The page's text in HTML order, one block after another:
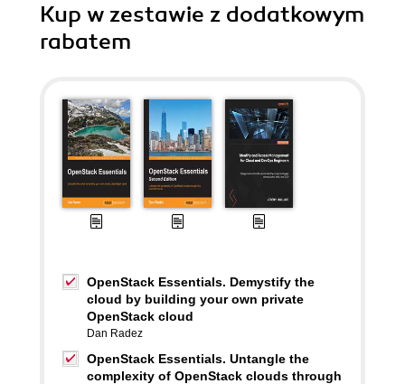
Kup w zestawie z dodatkowym
rabatem
OpenStack Essentials. Demystify the
cloud by building your own private
OpenStack cloud
Dan Radez
OpenStack Essentials. Untangle the
complexity of OpenStack clouds through